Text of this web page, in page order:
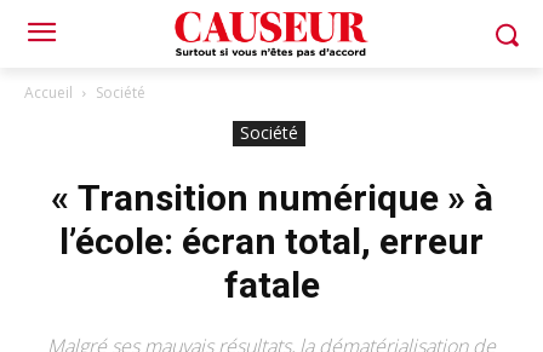
Accueil Société
Société
« Transition numérique » à
l’école: écran total, erreur
fatale
Malgré ses mauvais résultats, la dématérialisation de